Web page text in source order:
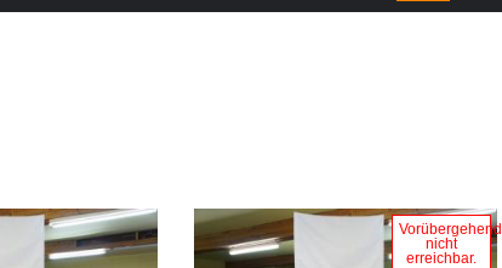
Vorübergehend
nicht
erreichbar.